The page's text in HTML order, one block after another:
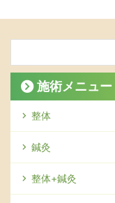
施術メニュー
整体
鍼灸
整体+鍼灸